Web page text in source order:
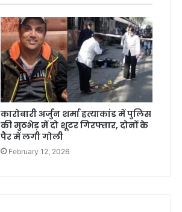
कारोबारी अर्जुन शर्मा हत्याकांड में पुलिस
की मुठभेड़ में दो शूटर गिरफ्तार, दोनों के
पैर में लगी गोली
February 12, 2026